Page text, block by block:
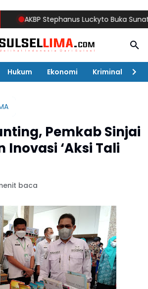
AKBP Stephanus Luckyto Buka Sunatan
Hukum Ekonomi Kriminal
Pemkab Sinjai
Inovasi ‘Aksi Tali
baca